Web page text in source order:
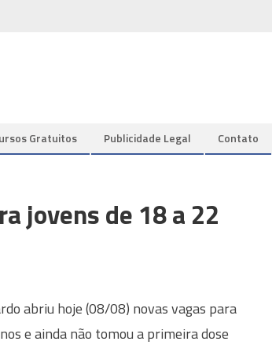
Gratuitos Publicidade Legal Contato
jovens de 18 a 22
abriu hoje (08/08) novas vagas para
e ainda não tomou a primeira dose